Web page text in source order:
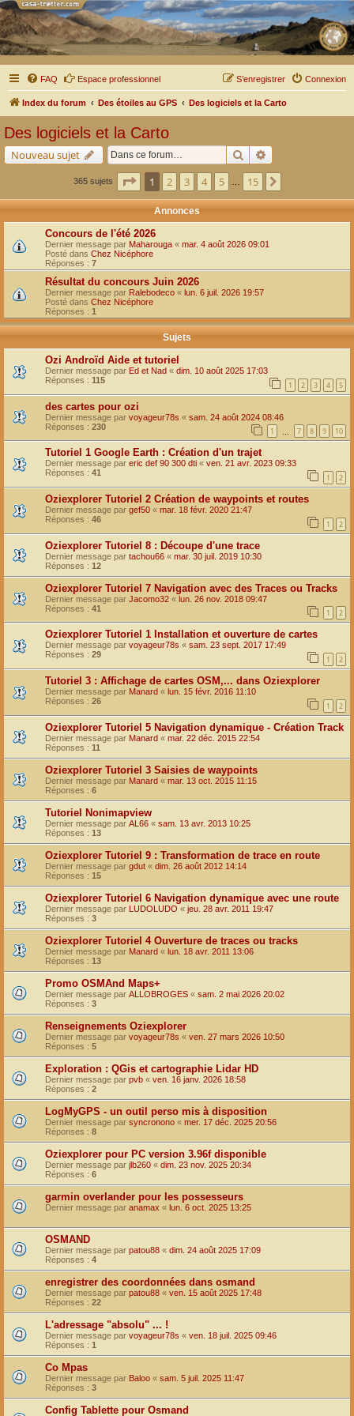
FAQ Espace professionnel Connexion
S’enregistrer
Index du forum Des étoiles au GPS Des logiciels et la Carto
Des logiciels et la Carto
Nouveau sujet Rechercher
365 sujets Page sur15
1 2 3 4 5 15
Annonces
Concours de l'été 2026
Dernier message par Maharouga « mar. 4 août 2026 09:01
Posté dans Chez Nicéphore
Réponses : 7
Résultat du concours Juin 2026
Dernier message par Ralebodeco « lun. 6 juil. 2026 19:57
Posté dans Chez Nicéphore
Réponses : 1
Sujets
Ozi Androïd Aide et tutoriel
Dernier message par Ed et Nad « dim. 10 août 2025 17:03
Réponses : 115 1 2 3 4 5
des cartes pour ozi
Dernier message par voyageur78s « sam. 24 août 2024 08:46
Réponses : 230 1 7 8 9 10
Tutoriel 1 Google Earth : Création d'un trajet
Dernier message par eric def 90 300 dti « ven. 21 avr. 2023 09:33
Réponses : 41 1 2
Oziexplorer Tutoriel 2 Création de waypoints et routes
Dernier message par gef50 « mar. 18 févr. 2020 21:47
Réponses : 46 1 2
Oziexplorer Tutoriel 8 : Découpe d'une trace
Dernier message par tachou66 « mar. 30 juil. 2019 10:30
Réponses : 12
Oziexplorer Tutoriel 7 Navigation avec des Traces ou Tracks
Dernier message par Jacomo32 « lun. 26 nov. 2018 09:47
Réponses : 41 1 2
Oziexplorer Tutoriel 1 Installation et ouverture de cartes
Dernier message par voyageur78s « sam. 23 sept. 2017 17:49
Réponses : 29 1 2
Tutoriel 3 : Affichage de cartes OSM,... dans Oziexplorer
Dernier message par Manard « lun. 15 févr. 2016 11:10
Réponses : 26 1 2
Oziexplorer Tutoriel 5 Navigation dynamique - Création Track
Dernier message par Manard « mar. 22 déc. 2015 22:54
Réponses : 11
Oziexplorer Tutoriel 3 Saisies de waypoints
Dernier message par Manard « mar. 13 oct. 2015 11:15
Réponses : 6
Tutoriel Nonimapview
Dernier message par AL66 « sam. 13 avr. 2013 10:25
Réponses : 13
Oziexplorer Tutoriel 9 : Transformation de trace en route
Dernier message par gdut « dim. 26 août 2012 14:14
Réponses : 15
Oziexplorer Tutoriel 6 Navigation dynamique avec une route
Dernier message par LUDOLUDO « jeu. 28 avr. 2011 19:47
Réponses : 3
Oziexplorer Tutoriel 4 Ouverture de traces ou tracks
Dernier message par Manard « lun. 18 avr. 2011 13:06
Réponses : 13
Promo OSMAnd Maps+
Dernier message par ALLOBROGES « sam. 2 mai 2026 20:02
Réponses : 3
Renseignements Oziexplorer
Dernier message par voyageur78s « ven. 27 mars 2026 10:50
Réponses : 5
Exploration : QGis et cartographie Lidar HD
Dernier message par pvb « ven. 16 janv. 2026 18:58
Réponses : 2
LogMyGPS - un outil perso mis à disposition
Dernier message par syncronono « mer. 17 déc. 2025 20:56
Réponses : 8
Oziexplorer pour PC version 3.96f disponible
Dernier message par jlb260 « dim. 23 nov. 2025 20:34
Réponses : 6
garmin overlander pour les possesseurs
Dernier message par anamax « lun. 6 oct. 2025 13:25
OSMAND
Dernier message par patou88 « dim. 24 août 2025 17:09
Réponses : 4
enregistrer des coordonnées dans osmand
Dernier message par patou88 « ven. 15 août 2025 17:48
Réponses : 22
L'adressage "absolu" ... !
Dernier message par voyageur78s « ven. 18 juil. 2025 09:46
Réponses : 1
Co Mpas
Dernier message par Baloo « sam. 5 juil. 2025 11:47
Réponses : 3
Config Tablette pour Osmand